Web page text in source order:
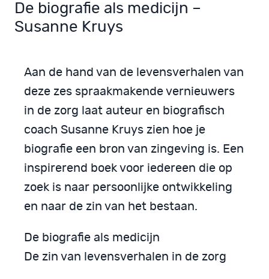
De biografie als medicijn –
Susanne Kruys
Aan de hand van de levensverhalen van
deze zes spraakmakende vernieuwers
in de zorg laat auteur en biografisch
coach Susanne Kruys zien hoe je
biografie een bron van zingeving is. Een
inspirerend boek voor iedereen die op
zoek is naar persoonlijke ontwikkeling
en naar de zin van het bestaan.
De biografie als medicijn
De zin van levensverhalen in de zorg